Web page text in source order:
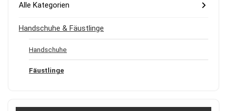
Alle Kategorien
Handschuhe & Fäustlinge
Handschuhe
Fäustlinge